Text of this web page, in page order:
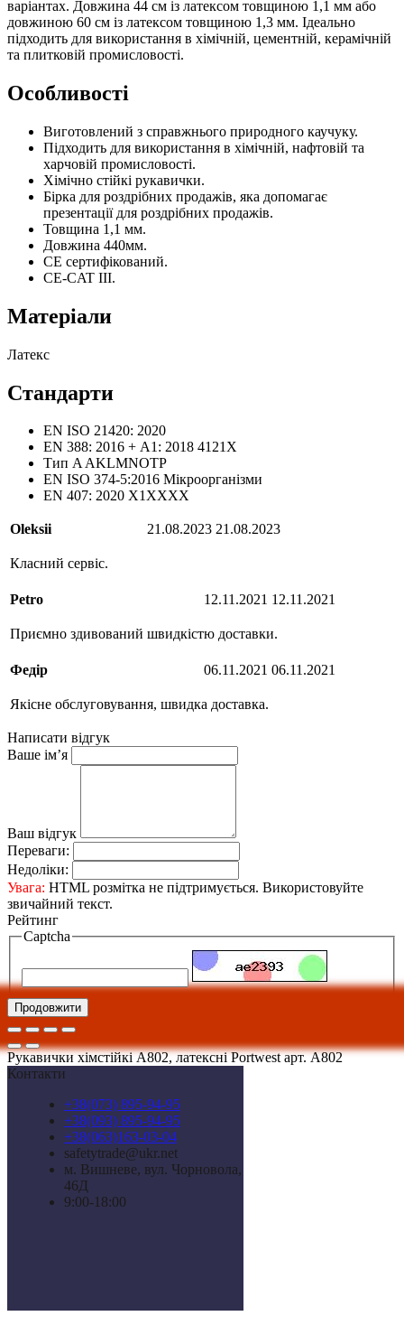
варіантах. Довжина 44 см із латексом товщиною 1,1 мм або
довжиною 60 см із латексом товщиною 1,3 мм. Ідеально
підходить для використання в хімічній, цементній, керамічній
та плитковій промисловості.
Особливості
Виготовлений з справжнього природного каучуку.
Підходить для використання в хімічній, нафтовій та
харчовій промисловості.
Хімічно стійкі рукавички.
Бірка для роздрібних продажів, яка допомагає
презентації для роздрібних продажів.
Товщина 1,1 мм.
Довжина 440мм.
CE сертифікований.
CE-CAT III.
Матеріали
Латекс
Стандарти
EN ISO 21420: 2020
EN 388: 2016 + А1: 2018 4121X
Тип A AKLMNOTP
EN ISO 374-5:2016 Мікроорганізми
EN 407: 2020 X1XXXX
Oleksii 21.08.2023 21.08.2023
Класний сервіс.
Petro 12.11.2021 12.11.2021
Приємно здивований швидкістю доставки.
Федір 06.11.2021 06.11.2021
Якісне обслуговування, швидка доставка.
Написати відгук
Ваше ім’я
Ваш відгук
Переваги:
Недоліки:
Увага: HTML розмітка не підтримується. Використовуйте
звичайний текст.
Рейтинг
Captcha
Продовжити
Рукавички хімстійкі A802, латексні Portwest арт. A802
Контакти
+38(073) 895-94-95
+38(093) 895-94-95
+38(063)163-03-04
safetytrade@ukr.net
м. Вишневе, вул. Чорновола,
46Д
9:00-18:00